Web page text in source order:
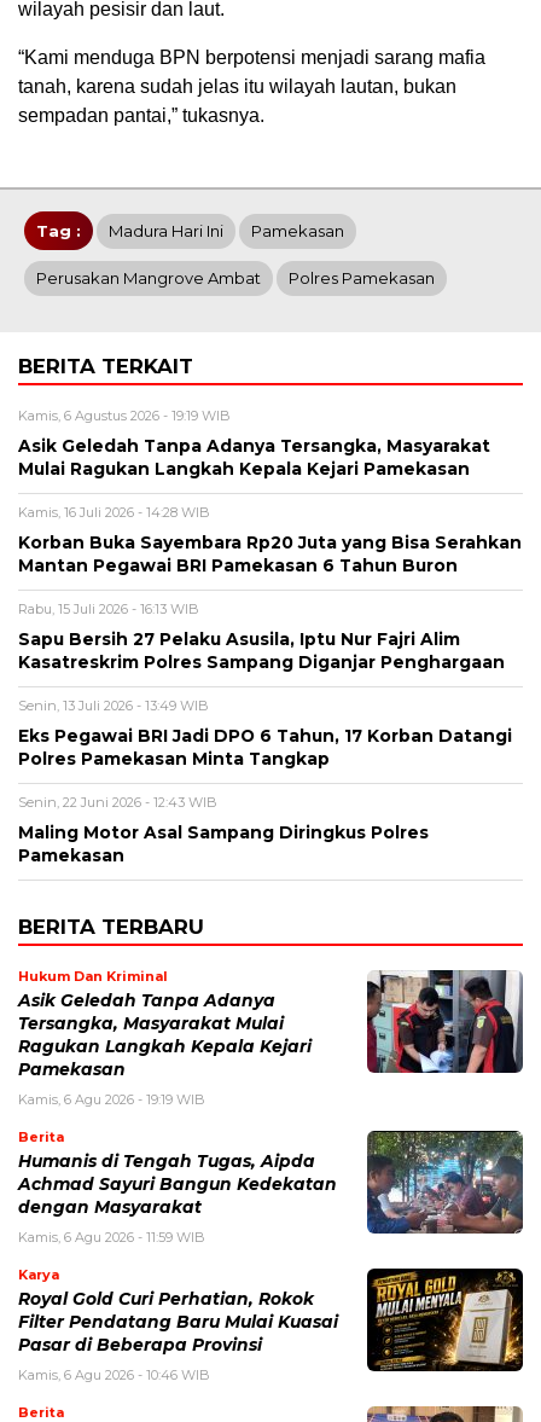
wilayah pesisir dan laut.
“Kami menduga BPN berpotensi menjadi sarang mafia
tanah, karena sudah jelas itu wilayah lautan, bukan
sempadan pantai,” tukasnya.
Tag : Madura Hari Ini Pamekasan
Perusakan Mangrove Ambat Polres Pamekasan
BERITA TERKAIT
Kamis, 6 Agustus 2026 - 19:19 WIB
Asik Geledah Tanpa Adanya Tersangka, Masyarakat
Mulai Ragukan Langkah Kepala Kejari Pamekasan
Kamis, 16 Juli 2026 - 14:28 WIB
Korban Buka Sayembara Rp20 Juta yang Bisa Serahkan
Mantan Pegawai BRI Pamekasan 6 Tahun Buron
Rabu, 15 Juli 2026 - 16:13 WIB
Sapu Bersih 27 Pelaku Asusila, Iptu Nur Fajri Alim
Kasatreskrim Polres Sampang Diganjar Penghargaan
Senin, 13 Juli 2026 - 13:49 WIB
Eks Pegawai BRI Jadi DPO 6 Tahun, 17 Korban Datangi
Polres Pamekasan Minta Tangkap
Senin, 22 Juni 2026 - 12:43 WIB
Maling Motor Asal Sampang Diringkus Polres
Pamekasan
BERITA TERBARU
Hukum Dan Kriminal
Asik Geledah Tanpa Adanya
Tersangka, Masyarakat Mulai
Ragukan Langkah Kepala Kejari
Pamekasan
Kamis, 6 Agu 2026 - 19:19 WIB
Berita
Humanis di Tengah Tugas, Aipda
Achmad Sayuri Bangun Kedekatan
dengan Masyarakat
Kamis, 6 Agu 2026 - 11:59 WIB
Karya
Royal Gold Curi Perhatian, Rokok
Filter Pendatang Baru Mulai Kuasai
Pasar di Beberapa Provinsi
Kamis, 6 Agu 2026 - 10:46 WIB
Berita